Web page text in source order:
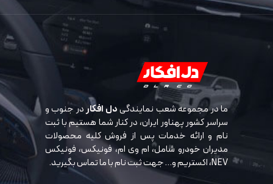
ما در مجموعه شعب نمایندگیدل افکاردر جنوب و
سراسر کشور پهناور ایران، در کنار شما هستیم با ثبت
نام و ارائه خدمات پس از فروش کلیه محصولات
مدیران خودرو شامل، ام وی ام، فونیکس، فونیکس
NEV، اکستریم و… جهت ثبت نام با ما تماس بگیرید.